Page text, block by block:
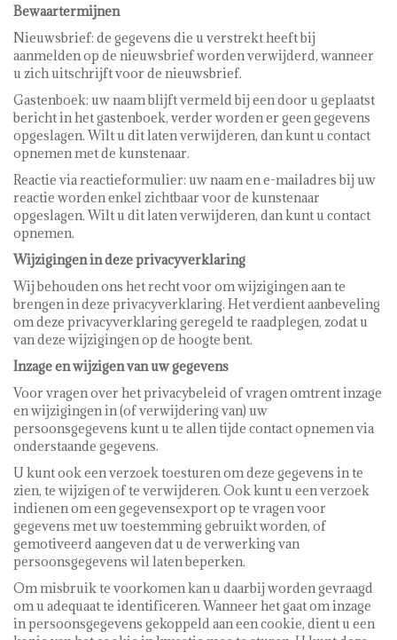
Bewaartermijnen
Nieuwsbrief: de gegevens die u verstrekt heeft bij
aanmelden op de nieuwsbrief worden verwijderd, wanneer
u zich uitschrijft voor de nieuwsbrief.
Gastenboek: uw naam blijft vermeld bij een door u geplaatst
bericht in het gastenboek, verder worden er geen gegevens
opgeslagen. Wilt u dit laten verwijderen, dan kunt u contact
opnemen met de kunstenaar.
Reactie via reactieformulier: uw naam en e-mailadres bij uw
reactie worden enkel zichtbaar voor de kunstenaar
opgeslagen. Wilt u dit laten verwijderen, dan kunt u contact
opnemen.
Wijzigingen in deze privacyverklaring
Wij behouden ons het recht voor om wijzigingen aan te
brengen in deze privacyverklaring. Het verdient aanbeveling
om deze privacyverklaring geregeld te raadplegen, zodat u
van deze wijzigingen op de hoogte bent.
Inzage en wijzigen van uw gegevens
Voor vragen over het privacybeleid of vragen omtrent inzage
en wijzigingen in (of verwijdering van) uw
persoonsgegevens kunt u te allen tijde contact opnemen via
onderstaande gegevens.
U kunt ook een verzoek toesturen om deze gegevens in te
zien, te wijzigen of te verwijderen. Ook kunt u een verzoek
indienen om een gegevensexport op te vragen voor
gegevens met uw toestemming gebruikt worden, of
gemotiveerd aangeven dat u de verwerking van
persoonsgegevens wil laten beperken.
Om misbruik te voorkomen kan u daarbij worden gevraagd
om u adequaat te identificeren. Wanneer het gaat om inzage
in persoonsgegevens gekoppeld aan een cookie, dient u een